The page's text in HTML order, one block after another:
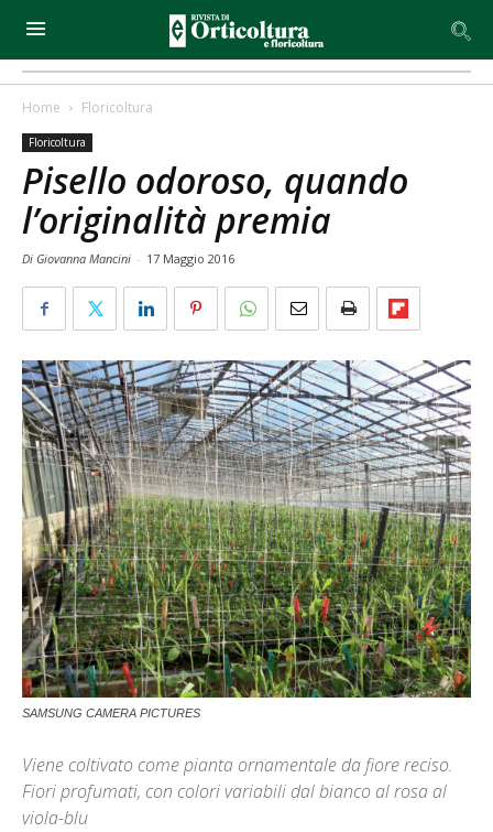
Home Floricoltura
Floricoltura
Pisello odoroso, quando
l’originalità premia
Di Giovanna Mancini - 17 Maggio 2016
SAMSUNG CAMERA PICTURES
Viene coltivato come pianta ornamentale da fiore reciso.
Fiori profumati, con colori variabili dal bianco al rosa al
viola-blu